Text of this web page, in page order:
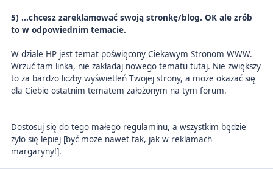
5) ...chcesz zareklamować swoją stronkę/blog. OK ale zrób
to w odpowiednim temacie.
W dziale HP jest temat poświęcony Ciekawym Stronom WWW.
Wrzuć tam linka, nie zakładaj nowego tematu tutaj. Nie zwiększy
to za bardzo liczby wyświetleń Twojej strony, a może okazać się
dla Ciebie ostatnim tematem założonym na tym forum.
Dostosuj się do tego małego regulaminu, a wszystkim będzie
żyło się lepiej [być może nawet tak, jak w reklamach
margaryny!].